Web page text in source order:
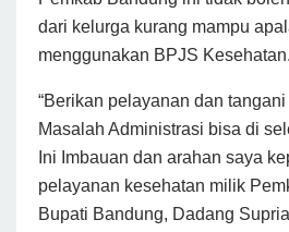
dari kelurga kurang mampu
menggunakan BPJS Kesehatan.
“Berikan pelayanan dan
Masalah Administrasi bisa di
Ini Imbauan dan arahan saya
pelayanan kesehatan milik
Bupati Bandung, Dadang